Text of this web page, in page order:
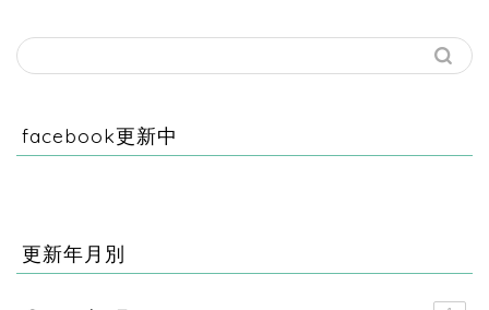
facebook更新中
更新年月別